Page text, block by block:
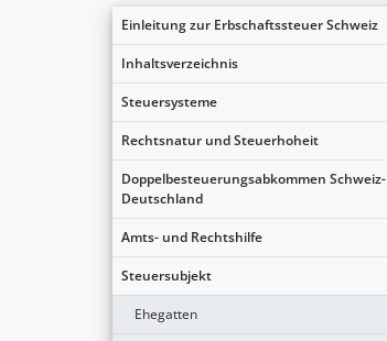
Einleitung zur Erbschaftssteuer Schweiz
Inhaltsverzeichnis
Steuersysteme
Rechtsnatur und Steuerhoheit
Doppelbesteuerungsabkommen Schweiz-
Deutschland
Amts- und Rechtshilfe
Steuersubjekt
Ehegatten